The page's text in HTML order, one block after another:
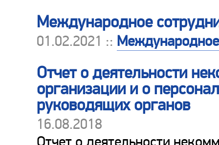
Международное
01.02.2021 :: Международное
Отчет о деятельности
организации и о
руководящих органов
16.08.2018